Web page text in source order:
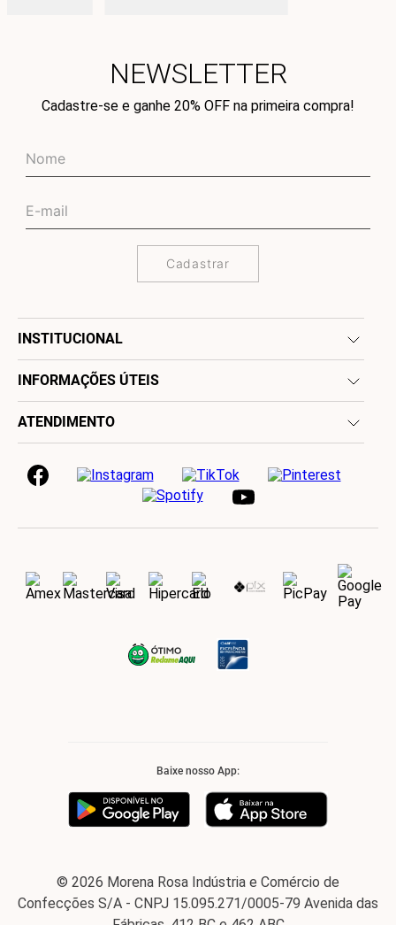
NEWSLETTER
Cadastre-se e ganhe 20% OFF na primeira compra!
Cadastrar
INSTITUCIONAL
INFORMAÇÕES ÚTEIS
ATENDIMENTO
Baixe nosso App:
© 2026 Morena Rosa Indústria e Comércio de
Confecções S/A - CNPJ 15.095.271/0005-79 Avenida das